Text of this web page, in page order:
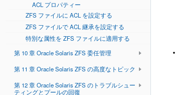
ACL プロパティー
ZFS ファイルに ACL を設定する
ZFS ファイルで ACL 継承を設定する
特別な属性を ZFS ファイルに適用する
第 10 章 Oracle Solaris ZFS 委任管理
第 11 章 Oracle Solaris ZFS の高度なトピック
第 12 章 Oracle Solaris ZFS のトラブルシュー
ティングとプールの回復